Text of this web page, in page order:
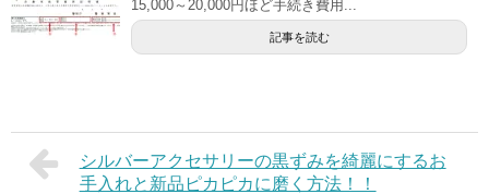
15,000～20,000円ほど手続き費用...
記事を読む
シルバーアクセサリーの黒ずみを綺麗にするお
手入れと新品ピカピカに磨く方法！！